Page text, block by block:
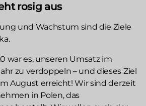
rosig aus
und Wachstum sind die Ziele
war es, unseren Umsatz im
zu verdoppeln – und dieses Ziel
August erreicht! Wir sind derzeit
in Polen, das